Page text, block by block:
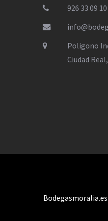
926 33 09
Poligono
Ciudad